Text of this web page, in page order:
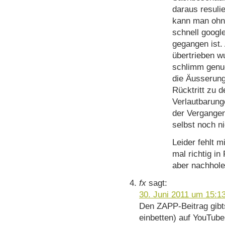
daraus
kann man
schnell
gegangen
übertrieben
schlimm
die
Rücktritt zu
der
selbst noch
Leider fehlt
mal richtig in
aber
fx sagt:
30. Juni 2011 um
Den ZAPP-Beitrag
einbetten) auf